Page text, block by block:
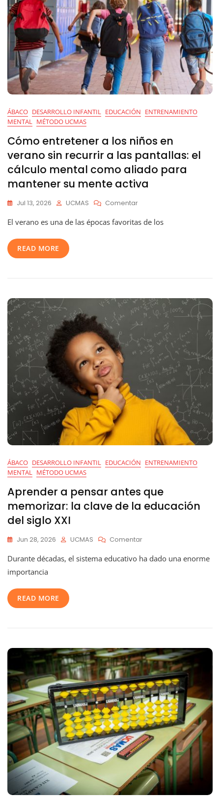
ÁBACO DESARROLLO INFANTIL EDUCACIÓN ENTRENAMIENTO
MENTAL MÉTODO UCMAS
Cómo entretener a los niños en
verano sin recurrir a las pantallas: el
cálculo mental como aliado para
mantener su mente activa
Jul 13, 2026 UCMAS ComentarEn
Entretener
Sin
A
Las
Pantallas:
Cálculo
Mental
Como
Aliado
Para
Mantener
Su
Activa
El verano es una de las épocas favoritas de los
READ MORE
ÁBACO DESARROLLO INFANTIL EDUCACIÓN ENTRENAMIENTO
MENTAL MÉTODO UCMAS
Aprender a pensar antes que
memorizar: la clave de la educación
del siglo XXI
Jun 28, 2026 UCMAS ComentarEn
A
De
Educación
Del
Siglo
XXI
Durante décadas, el sistema educativo ha dado una enorme
importancia
READ MORE